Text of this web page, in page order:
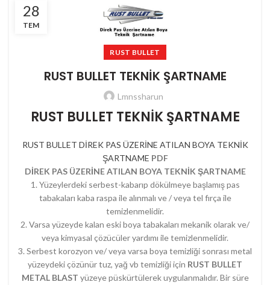
28
TEM
RUST BULLET
RUST BULLET TEKNİK ŞARTNAME
Lmnssharun
RUST BULLET TEKNİK ŞARTNAME
RUST BULLET DİREK PAS ÜZERİNE ATILAN BOYA TEKNİK
ŞARTNAME PDF
DİREK PAS ÜZERİNE ATILAN BOYA TEKNİK ŞARTNAME
1. Yüzeylerdeki serbest-kabarıp dökülmeye başlamış pas
tabakaları kaba raspa ile alınmalı ve / veya tel fırça ile
temizlenmelidir.
2. Varsa yüzeyde kalan eski boya tabakaları mekanik olarak ve/
veya kimyasal çözücüler yardımı ile temizlenmelidir.
3. Serbest korozyon ve/ veya varsa boya temizliği sonrası metal
yüzeydeki çözünür tuz, yağ vb temizliği için RUST BULLET
METAL BLAST yüzeye püskürtülerek uygulanmalıdır. Bir süre